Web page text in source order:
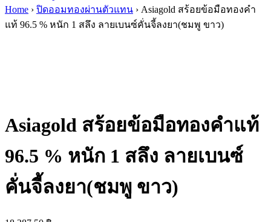
Home › ปิดออมทองผ่านตัวแทน › Asiagold สร้อยข้อมือทองคำ
แท้ 96.5 % หนัก 1 สลึง ลายเบนซ์คั่นจี้ลงยา(ชมพู ขาว)
Asiagold สร้อยข้อมือทองคำแท้
96.5 % หนัก 1 สลึง ลายเบนซ์
คั่นจี้ลงยา(ชมพู ขาว)